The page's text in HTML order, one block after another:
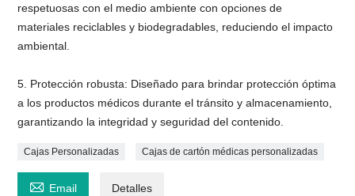
respetuosas con el medio ambiente con opciones de
materiales reciclables y biodegradables, reduciendo el impacto
ambiental.
5. Protección robusta: Diseñado para brindar protección óptima
a los productos médicos durante el tránsito y almacenamiento,
garantizando la integridad y seguridad del contenido.
Cajas Personalizadas Cajas de cartón médicas personalizadas
 Email Detalles